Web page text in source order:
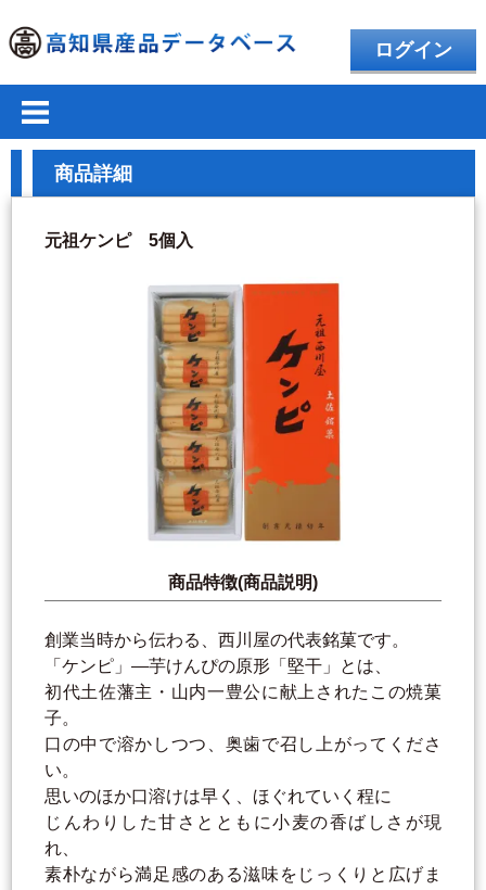
ログイン
商品詳細
元祖ケンピ 5個入
商品特徴(商品説明)
創業当時から伝わる、西川屋の代表銘菓です。
「ケンピ」―芋けんぴの原形「堅干」とは、
初代土佐藩主・山内一豊公に献上されたこの焼菓
子。
口の中で溶かしつつ、奥歯で召し上がってくださ
い。
思いのほか口溶けは早く、ほぐれていく程に
じんわりした甘さとともに小麦の香ばしさが現
れ、
素朴ながら満足感のある滋味をじっくりと広げま